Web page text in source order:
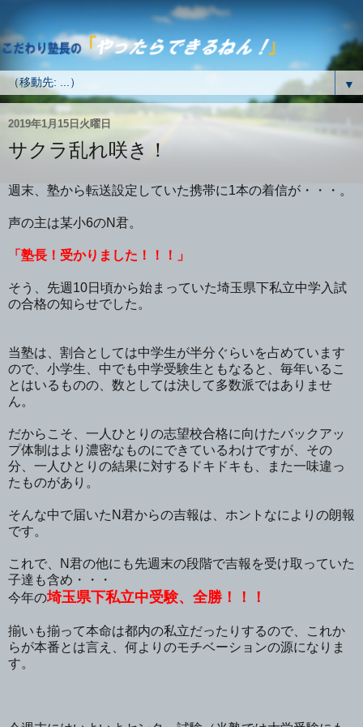
▼
2019年1月15日火曜日
サクラ乱れ咲き！
週末、塾から転送設定していた携帯に1本の着信が・・・。
声の主は某小6のN君。
「塾長！受かりました！！！」
そう、先週10日頃から始まっていた埼玉県下私立中学入試
の合格の知らせでした。
当塾は、割合としては中学生が半分ぐらいを占めています
ので、小学生、中でも中学受験生ともなると、毎年いるこ
とはいるものの、数としては決して多数派ではありませ
ん。
だからこそ、一人ひとりの志望校合格に向けたバックアッ
プ体制はより濃密なものにできているわけですが、その
分、一人ひとりの結果に対するドキドキも、また一味違っ
たものがあり。
そんな中で届いたN君からの吉報は、ホントなによりの朗報
です。
これで、N君の他にも先週末の段階で吉報を受け取っていた
子達も含め・・・
今年の埼玉県下私立中受験、全勝！！！
揃いも揃って本命は都内の私立だったりするので、これか
らが本番とは言え、何よりのモチベーションの源になりま
す。